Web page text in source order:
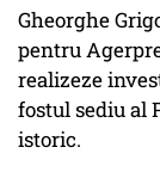
Gheorghe
pentru
realizeze
fostul sediu al
istoric.